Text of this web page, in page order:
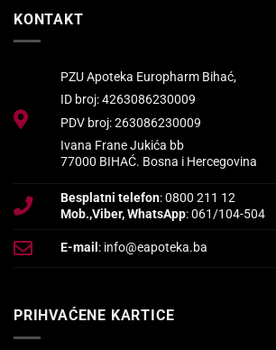
KONTAKT
PZU Apoteka Europharm Bihać,
ID broj: 4263086230009
PDV broj: 263086230009
Ivana Frane Jukića bb
77000 BIHAĆ. Bosna i Hercegovina
Besplatni telefon: 0800 211 12
Mob.,Viber, WhatsApp: 061/104-504
E-mail : info@eapoteka.ba
PRIHVAĆENE KARTICE